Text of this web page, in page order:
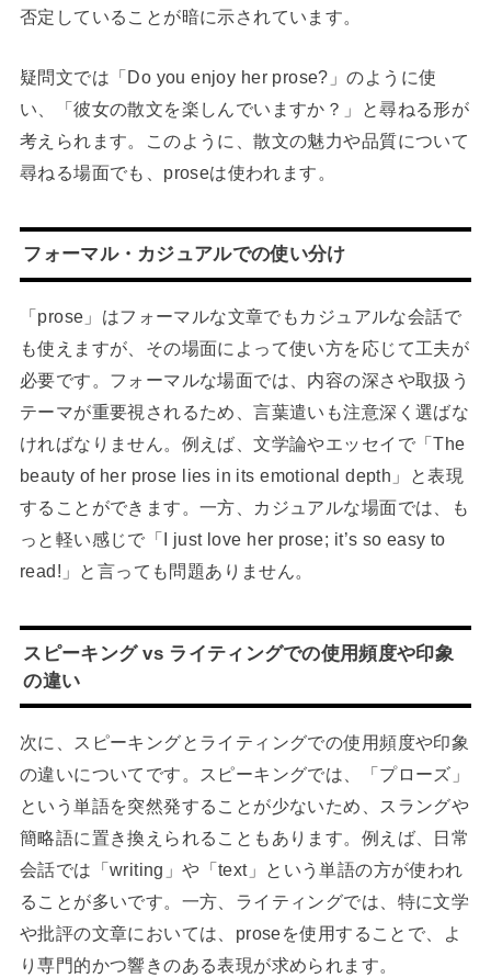
否定していることが暗に示されています。
疑問文では「Do you enjoy her prose?」のように使
い、「彼女の散文を楽しんでいますか？」と尋ねる形が
考えられます。このように、散文の魅力や品質について
尋ねる場面でも、proseは使われます。
フォーマル・カジュアルでの使い分け
「prose」はフォーマルな文章でもカジュアルな会話で
も使えますが、その場面によって使い方を応じて工夫が
必要です。フォーマルな場面では、内容の深さや取扱う
テーマが重要視されるため、言葉遣いも注意深く選ばな
ければなりません。例えば、文学論やエッセイで「The
beauty of her prose lies in its emotional depth」と表現
することができます。一方、カジュアルな場面では、も
っと軽い感じで「I just love her prose; it’s so easy to
read!」と言っても問題ありません。
スピーキング vs ライティングでの使用頻度や印象
の違い
次に、スピーキングとライティングでの使用頻度や印象
の違いについてです。スピーキングでは、「プローズ」
という単語を突然発することが少ないため、スラングや
簡略語に置き換えられることもあります。例えば、日常
会話では「writing」や「text」という単語の方が使われ
ることが多いです。一方、ライティングでは、特に文学
や批評の文章においては、proseを使用することで、よ
り専門的かつ響きのある表現が求められます。